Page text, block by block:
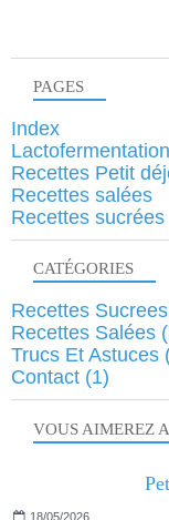
VOUS AIMEREZ
18/05/2026
PAGES
Index
Lactofermentation
Recettes Petit
Recettes salées
Recettes sucrées
CATÉGORIES
Recettes Sucrees
Recettes Salées
Trucs Et Astuces
Contact (1)